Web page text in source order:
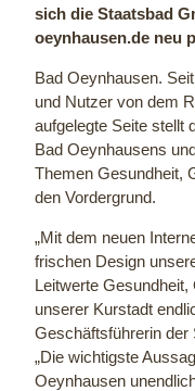
sich die Staatsbad
oeynhausen.de neu
Bad Oeynhausen.
und Nutzer von dem
aufgelegte Seite stellt
Bad Oeynhausens
Themen Gesundheit,
den Vordergrund.
„Mit dem neuen
frischen Design
Leitwerte Gesundheit,
unserer Kurstadt
Geschäftsführerin der
„Die wichtigste
Oeynhausen